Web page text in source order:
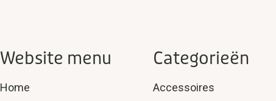
Website menu
Home
Categorieën
Accessoires